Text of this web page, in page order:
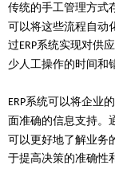
传统的手工管理方式
可以将这些流程自动
过ERP系统实现对供
少人工操作的时间和
ERP系统可以将企业
面准确的信息支持。
可以更好地了解业务
于提高决策的准确性